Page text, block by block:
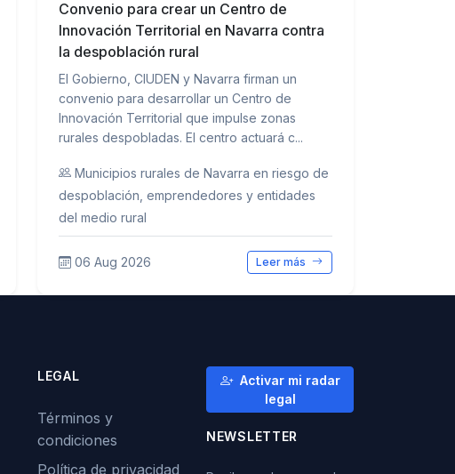
Convenio para crear un Centro de
Innovación Territorial en Navarra contra
la despoblación rural
El Gobierno, CIUDEN y Navarra firman un
convenio para desarrollar un Centro de
Innovación Territorial que impulse zonas
rurales despobladas. El centro actuará c...
Municipios rurales de Navarra en riesgo de
despoblación, emprendedores y entidades
del medio rural
06 Aug 2026 Leer más
LEGAL
Términos y
condiciones
Política de privacidad
Activar mi radar
legal
NEWSLETTER